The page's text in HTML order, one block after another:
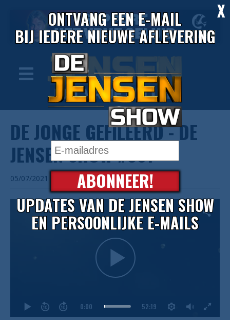
DE JONGE GEFILEERD - DE
JENSEN SHOW #361
05/07/2021
0:00 52:19
X
ONTVANG EEN E-MAIL
BIJ IEDERE NIEUWE AFLEVERING
ABONNEER!
UPDATES VAN DE JENSEN SHOW
EN PERSOONLIJKE E-MAILS